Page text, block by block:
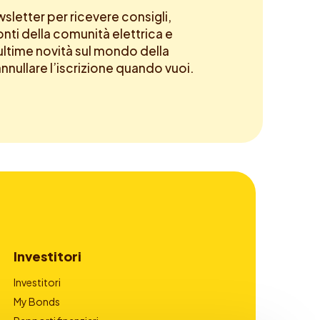
per ricevere consigli,
della comunità elettrica e
novità sul mondo della
l’iscrizione quando vuoi.
Investitori
Investitori
My Bonds